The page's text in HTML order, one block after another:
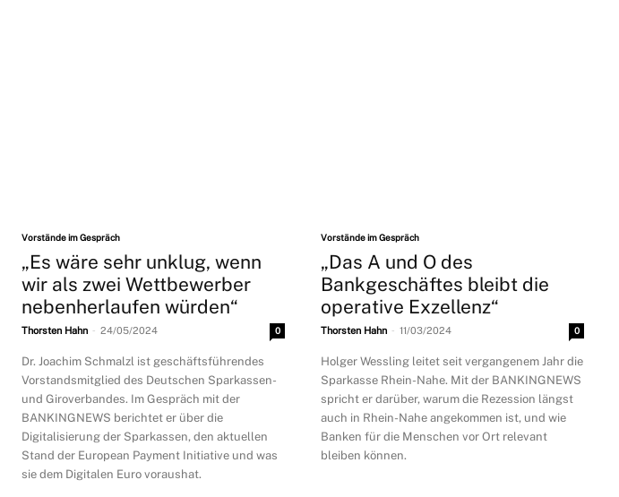
Vorstände im Gespräch
„Es wäre sehr unklug, wenn
wir als zwei Wettbewerber
nebenherlaufen würden“
Thorsten Hahn - 24/05/2024 0
Dr. Joachim Schmalzl ist geschäftsführendes
Vorstandsmitglied des Deutschen Sparkassen-
und Giroverbandes. Im Gespräch mit der
BANKINGNEWS berichtet er über die
Digitalisierung der Sparkassen, den aktuellen
Stand der European Payment Initiative und was
sie dem Digitalen Euro voraushat.
Vorstände im Gespräch
„Das A und O des
Bankgeschäftes bleibt die
operative Exzellenz“
Thorsten Hahn - 11/03/2024 0
Holger Wessling leitet seit vergangenem Jahr die
Sparkasse Rhein-Nahe. Mit der BANKINGNEWS
spricht er darüber, warum die Rezession längst
auch in Rhein-Nahe angekommen ist, und wie
Banken für die Menschen vor Ort relevant
bleiben können.